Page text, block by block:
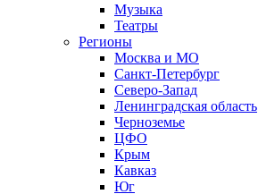
Музыка
Театры
Регионы
Москва и МО
Санкт-Петербург
Северо-Запад
Ленинградская область
Черноземье
ЦФО
Крым
Кавказ
Юг